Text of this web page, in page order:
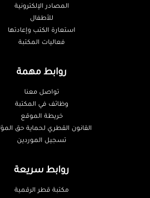
المصادر الإلكترونية
للأطفال
استعارة الكتب وإعادتها
فعاليات المكتبة
روابط مهمة
تواصل معنا
وظائف في المكتبة
خريطة الموقع
القانون القطري لحماية حق
تسجيل الموردين
روابط سريعة
مكتبة قطر الرقمية